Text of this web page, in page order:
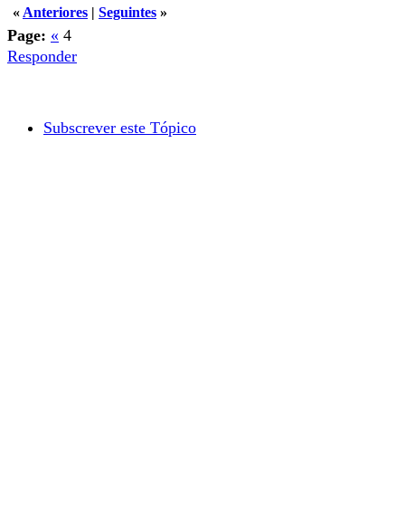
« Anteriores | Seguintes »
Page: « 4
Responder
Subscrever este Tópico